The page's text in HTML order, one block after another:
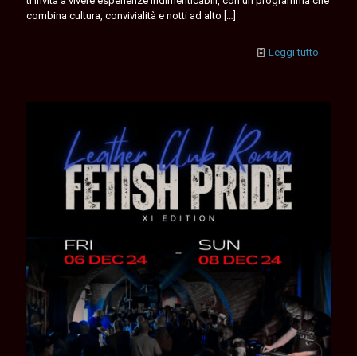
combina cultura, convivialità e notti ad alto […]
Leggi tutto